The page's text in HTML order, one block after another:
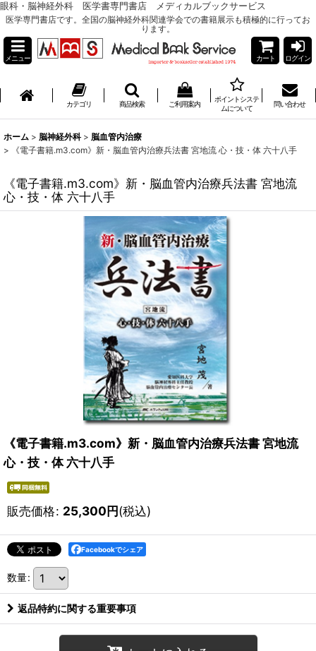
眼科・脳神経外科 医学書専門書店 メディカルブックサービス
医学専門書店です。全国の脳神経外科関連学会での書籍展示も積極的に行ってお
ります。
メニュー カート ログイン
カテゴリ 商品検索 ご利用案内
ポイントシステ
ムについて
問い合わせ
ホーム > 脳神経外科 > 脳血管内治療
>
《電子書籍.m3.com》新・脳血管内治療兵法書 宮地流 心・技・体 六十八手
《電子書籍.m3.com》新・脳血管内治療兵法書 宮地流
心・技・体 六十八手
《電子書籍.m3.com》新・脳血管内治療兵法書 宮地流
心・技・体 六十八手
販売価格: 25,300円(税込)
Facebookでシェア
数量:
返品特約に関する重要事項